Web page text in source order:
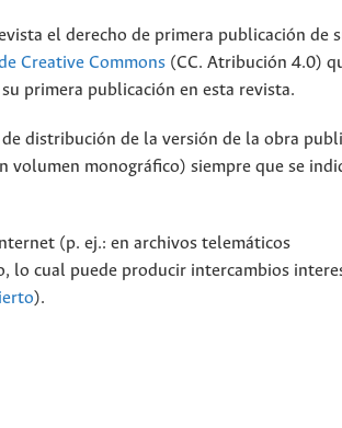
el derecho de primera publicación de
Creative Commons (CC. Atribución 4.0)
primera publicación en esta revista.
distribución de la versión de la obra
monográfico) siempre que se
(p. ej.: en archivos telemáticos
lo cual puede producir intercambios
).